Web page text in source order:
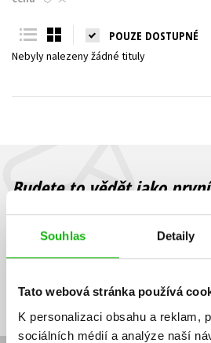
Souhlas Detaily
Tato webová stránka používá
K personalizaci obsahu a reklam,
sociálních médií a analýze naší
Young adult (SK)
Všechny tituly
POUZE DOSTUPNÉ
Nebyly nalezeny žádné tituly
Budete to vědět jako
Zajímá Vás, jaký knižní hit právě vychází,
sleva, jaká běží soutěž o ceny?
souhlasíte se
mailová
adresa
mailová
adresa
Vaše e-mailová adresa